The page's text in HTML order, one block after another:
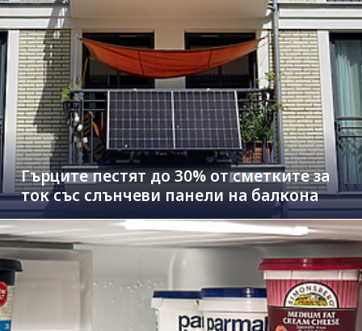
Гърците пестят до 30% от сметките за
ток със слънчеви панели на балкона